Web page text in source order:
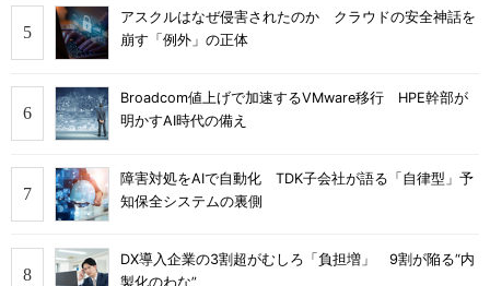
アスクルはなぜ侵害されたのか クラウドの安全神話を
崩す「例外」の正体
Broadcom値上げで加速するVMware移行 HPE幹部が
明かすAI時代の備え
障害対処をAIで自動化 TDK子会社が語る「自律型」予
知保全システムの裏側
DX導入企業の3割超がむしろ「負担増」 9割が陥る“内
製化のわな”